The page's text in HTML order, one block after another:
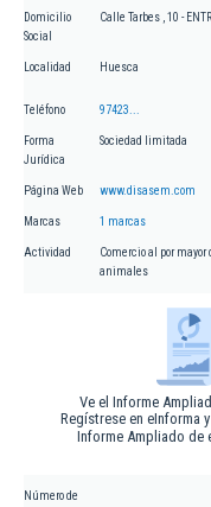
Domicilio
Social
Calle Tarbes , 10 -
Localidad Huesca
Teléfono 97423...
Forma
Jurídica
Sociedad limitada
Página Web www.disasem.com
Marcas 1 marcas
Actividad
Comercio al por
animales
Ve el Informe
Regístrese en eInforma
Informe Ampliado de
Número de